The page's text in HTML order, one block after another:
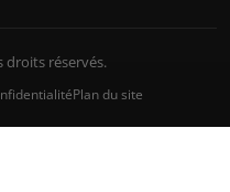
droits réservés.
Plan du site